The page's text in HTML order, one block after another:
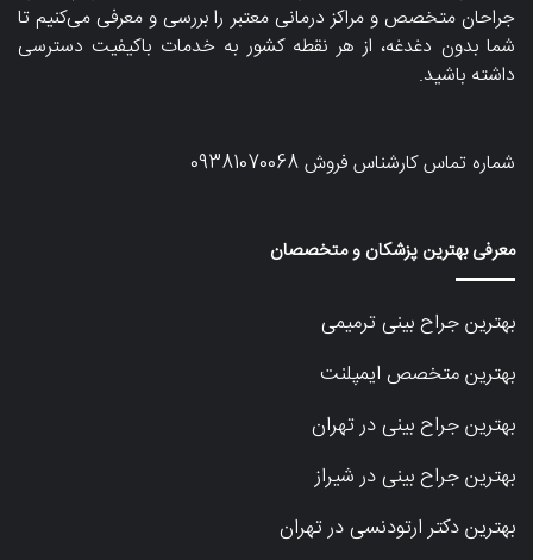
جراحان متخصص و مراکز درمانی معتبر را بررسی و معرفی می‌کنیم تا
شما بدون دغدغه، از هر نقطه کشور به خدمات باکیفیت دسترسی
داشته باشید.
شماره تماس کارشناس فروش09381070068
معرفی بهترین پزشکان و متخصصان
بهترین جراح بینی ترمیمی
بهترین متخصص ایمپلنت
بهترین جراح بینی در تهران
بهترین جراح بینی در شیراز
بهترین دکتر ارتودنسی در تهران